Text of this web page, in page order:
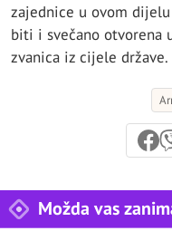
zajednice u ovom
biti i svečano otvorena
zvanica iz cijele države.
Možda vas